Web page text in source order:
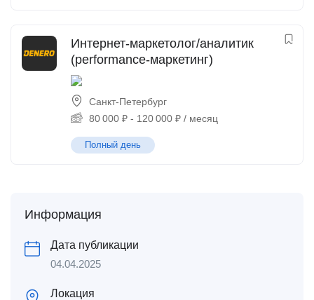
Интернет-маркетолог/аналитик
(performance-маркетинг)
Санкт-Петербург
80 000 ₽ - 120 000 ₽ / месяц
Полный день
Информация
Дата публикации
04.04.2025
Локация